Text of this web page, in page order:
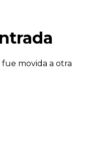
fue movida a otra